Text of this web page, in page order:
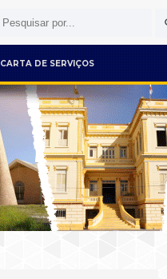
CARTA DE SERVIÇOS